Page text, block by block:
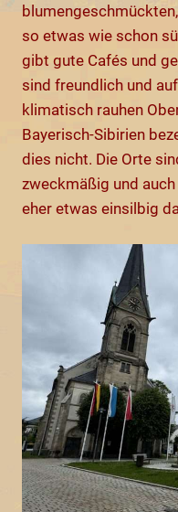
so etwas wie schon
gibt gute Cafés und
sind freundlich und
klimatisch rauhen
Bayerisch-Sibirien
dies nicht. Die Orte
zweckmäßig und
eher etwas einsilbig